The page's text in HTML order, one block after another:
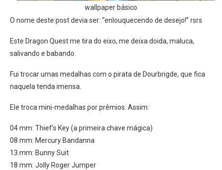
wallpaper básico
O nome deste post devia ser: “enlouquecendo de desejo!” rsrs
Este Dragon Quest me tira do eixo, me deixa doida, maluca,
salivando e babando.
Fui trocar umas medalhas com o pirata de Dourbrigde, que fica
naquela tenda imensa.
Ele troca mini-medalhas por prêmios. Assim:
04 mm: Thief’s Key (a primeira chave mágica)
08 mm: Mercury Bandanna
13 mm: Bunny Suit
18 mm: Jolly Roger Jumper